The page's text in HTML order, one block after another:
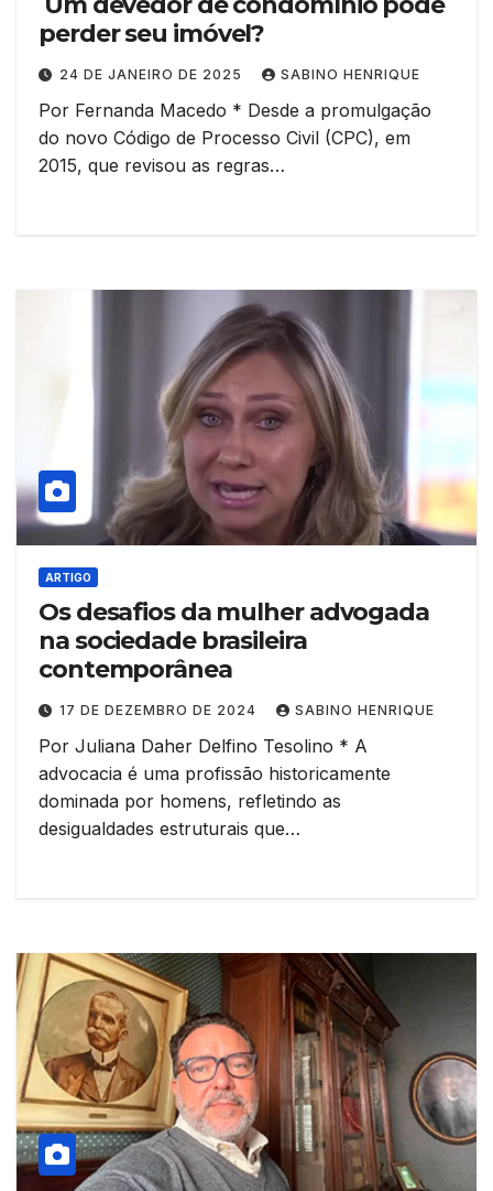
perder seu imóvel?
24 DE JANEIRO DE 2025 SABINO HENRIQUE
Por Fernanda Macedo * Desde a promulgação
do novo Código de Processo Civil (CPC), em
2015, que revisou as regras…
ARTIGO
Os desafios da mulher advogada
na sociedade brasileira
contemporânea
17 DE DEZEMBRO DE 2024 SABINO HENRIQUE
Por Juliana Daher Delfino Tesolino * A
advocacia é uma profissão historicamente
dominada por homens, refletindo as
desigualdades estruturais que…